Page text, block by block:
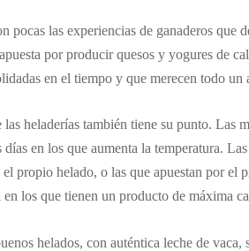
pocas las experiencias de ganaderos que
por producir quesos y yogures de
en el tiempo y que merecen todo un
las heladerías también tiene su punto. Las
días en los que aumenta la temperatura.
propio helado, o las que apuestan por el
en los que tienen un producto de máxima
helados, con auténtica leche de